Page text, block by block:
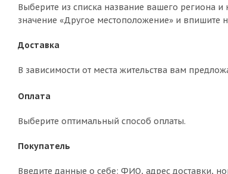
Выберите из списка название вашего региона
значение «Другое местоположение» и впишите
Доставка
В зависимости от места жительства вам
Оплата
Выберите оптимальный способ оплаты.
Покупатель
Введите данные о себе: ФИО, адрес доставки,